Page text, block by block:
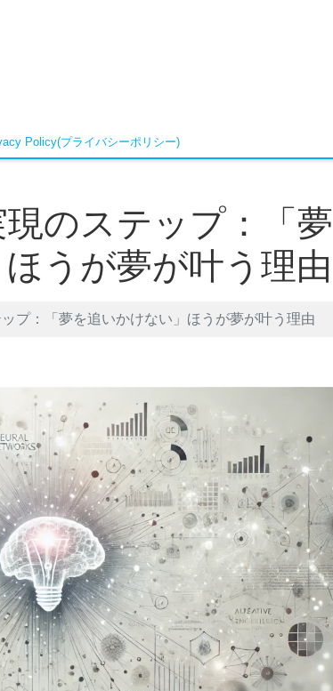
Policy(プライバシーポリシー)
のステップ：「夢
うが夢が叶う理由
プ：「夢を追いかけない」ほうが夢が叶う理由